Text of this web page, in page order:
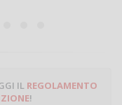
IL REGOLAMENTO
!